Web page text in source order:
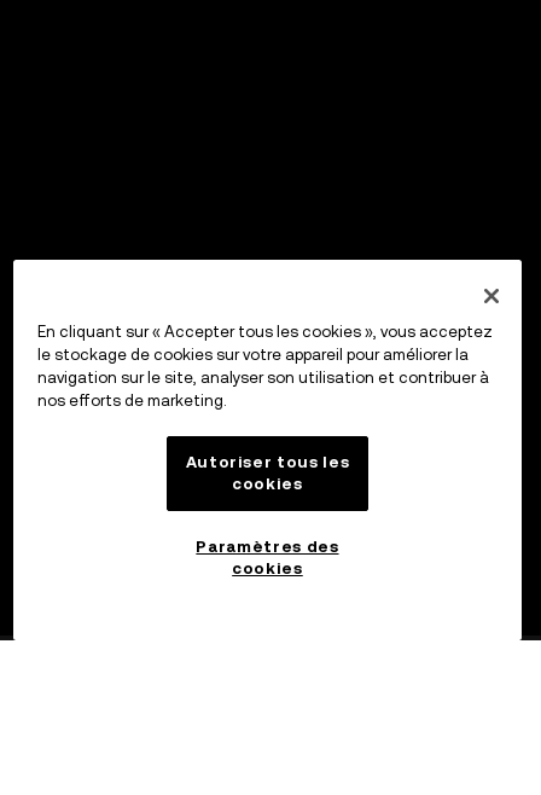
En cliquant sur « Accepter tous les cookies », vous acceptez
le stockage de cookies sur votre appareil pour améliorer la
navigation sur le site, analyser son utilisation et contribuer à
nos efforts de marketing.
Autoriser tous les
cookies
Paramètres des
cookies